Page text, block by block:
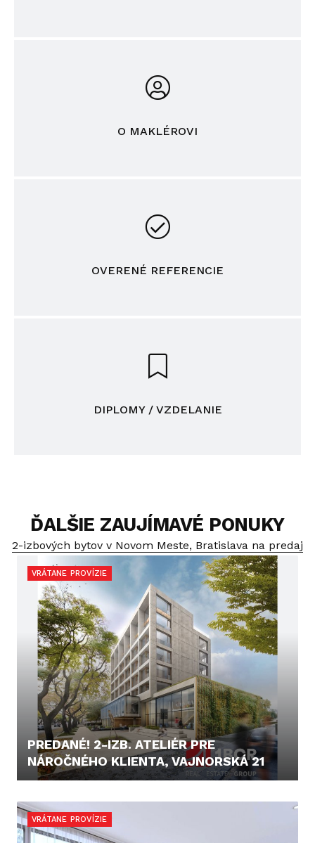
O MAKLÉROVI
OVERENÉ REFERENCIE
DIPLOMY / VZDELANIE
ĎALŠIE ZAUJÍMAVÉ PONUKY
2-izbových bytov v Novom Meste, Bratislava na predaj
VRÁTANE PROVÍZIE
PREDANÉ! 2-IZB. ATELIÉR PRE
NÁROČNÉHO KLIENTA, VAJNORSKÁ 21
VRÁTANE PROVÍZIE